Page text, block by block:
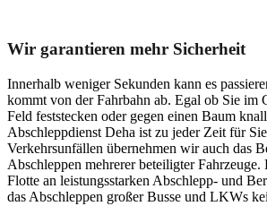
Wir garantieren mehr Sicherheit
Innerhalb weniger Sekunden kann es
kommt von der Fahrbahn ab. Egal ob Sie im
Feld feststecken oder gegen einen Baum
Abschleppdienst Deha ist zu jeder Zeit für
Verkehrsunfällen übernehmen wir auch das
Abschleppen mehrerer beteiligter Fahrzeuge.
Flotte an leistungsstarken Abschlepp- und
das Abschleppen großer Busse und LKWs